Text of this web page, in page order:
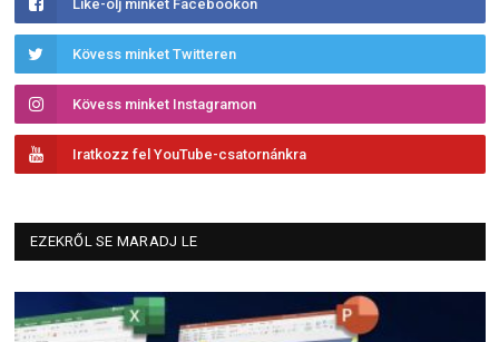
Like-olj minket Facebookon
Kövess minket Twitteren
Kövess minket Instagramon
Iratkozz fel YouTube-csatornánkra
EZEKRŐL SE MARADJ LE